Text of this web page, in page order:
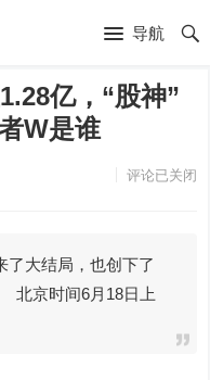
导航
亿，“股神”
W是谁
评论已关闭
大结局，也创下了
京时间6月18日上